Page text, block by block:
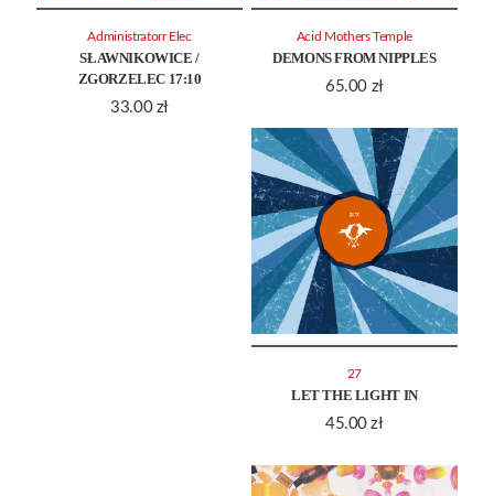
SŁAWNIKOWICE /
ZGORZELEC 17:10
33.00 zł
Administratorr Elec
DEMONS FROM NIPPLES
65.00 zł
Acid Mothers Temple
LET THE LIGHT IN
45.00zł
27